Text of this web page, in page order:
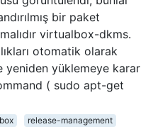
bir paket
virtualbox-dkms.
otomatik olarak
yeniden yüklemeye karar
( sudo apt-get
release-management